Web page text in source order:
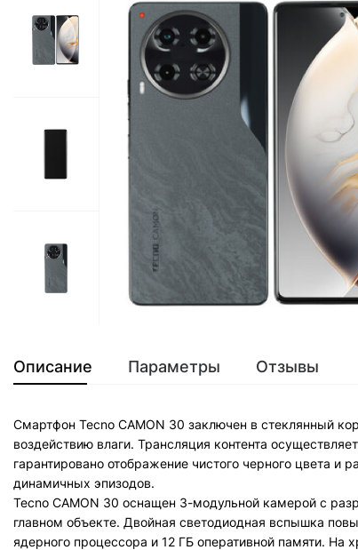
Описание Параметры Отзывы
Смартфон Tecno CAMON 30 заключен в стеклянный
воздействию влаги. Трансляция контента
гарантировано отображение чистого черного цвета и
динамичных эпизодов.
Tecno CAMON 30 оснащен 3-модульной камерой с
главном объекте. Двойная светодиодная вспышка
ядерного процессора и 12 ГБ оперативной памяти. На